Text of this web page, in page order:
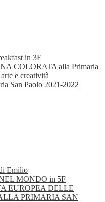
in 3F
COLORATA alla Primaria
e creatività
San Paolo 2021-2022
Emilio
MONDO in 5F
EUROPEA DELLE
PRIMARIA SAN